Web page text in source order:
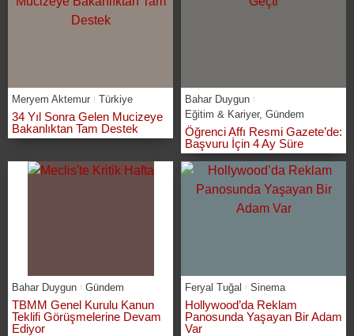
Meryem Aktemur Türkiye
34 Yıl Sonra Gelen Mucizeye
Bakanlıktan Tam Destek
Bahar Duygun
Eğitim & Kariyer, Gündem
Öğrenci Affı Resmi Gazete’de:
Başvuru İçin 4 Ay Süre
Bahar Duygun Gündem
TBMM Genel Kurulu Kanun
Teklifi Görüşmelerine Devam
Ediyor
Feryal Tuğal Sinema
Hollywood’da Reklam
Panosunda Yaşayan Bir Adam
Var